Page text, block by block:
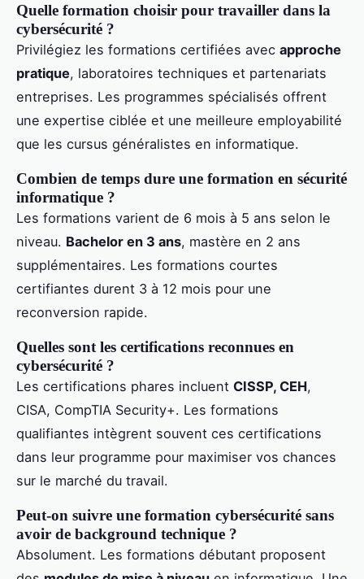
Quelle formation choisir pour travailler dans la
cybersécurité ?
Privilégiez les formations certifiées avec approche
pratique, laboratoires techniques et partenariats
entreprises. Les programmes spécialisés offrent
une expertise ciblée et une meilleure employabilité
que les cursus généralistes en informatique.
Combien de temps dure une formation en sécurité
informatique ?
Les formations varient de 6 mois à 5 ans selon le
niveau. Bachelor en 3 ans, mastère en 2 ans
supplémentaires. Les formations courtes
certifiantes durent 3 à 12 mois pour une
reconversion rapide.
Quelles sont les certifications reconnues en
cybersécurité ?
Les certifications phares incluent CISSP, CEH,
CISA, CompTIA Security+. Les formations
qualifiantes intègrent souvent ces certifications
dans leur programme pour maximiser vos chances
sur le marché du travail.
Peut-on suivre une formation cybersécurité sans
avoir de background technique ?
Absolument. Les formations débutant proposent